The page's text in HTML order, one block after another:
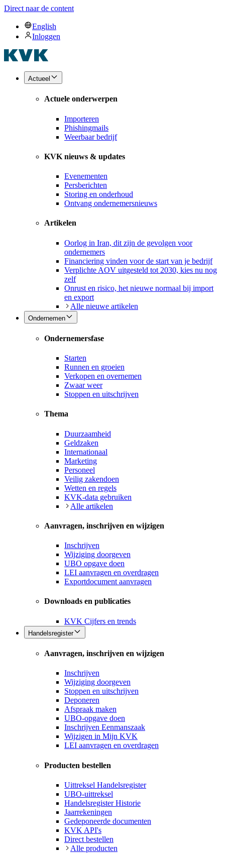
Direct naar de content
English
Inloggen
Actueel
Actuele onderwerpen
Importeren
Phishingmails
Weerbaar bedrijf
KVK nieuws & updates
Evenementen
Persberichten
Storing en onderhoud
Ontvang ondernemersnieuws
Artikelen
Oorlog in Iran, dit zijn de gevolgen voor
ondernemers
Financiering vinden voor de start van je bedrijf
Verplichte AOV uitgesteld tot 2030, kies nu nog
zelf
Onrust en risico, het nieuwe normaal bij import
en export
Alle nieuwe artikelen
Ondernemen
Ondernemersfase
Starten
Runnen en groeien
Verkopen en overnemen
Zwaar weer
Stoppen en uitschrijven
Thema
Duurzaamheid
Geldzaken
Internationaal
Marketing
Personeel
Veilig zakendoen
Wetten en regels
KVK-data gebruiken
Alle artikelen
Aanvragen, inschrijven en wijzigen
Inschrijven
Wijziging doorgeven
UBO opgave doen
LEI aanvragen en overdragen
Exportdocument aanvragen
Downloads en publicaties
KVK Cijfers en trends
Handelsregister
Aanvragen, inschrijven en wijzigen
Inschrijven
Wijziging doorgeven
Stoppen en uitschrijven
Deponeren
Afspraak maken
UBO-opgave doen
Inschrijven Eenmanszaak
Wijzigen in Mijn KVK
LEI aanvragen en overdragen
Producten bestellen
Uittreksel Handelsregister
UBO-uittreksel
Handelsregister Historie
Jaarrekeningen
Gedeponeerde documenten
KVK API's
Direct bestellen
Alle producten